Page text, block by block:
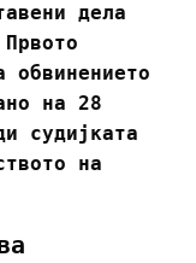
дела
обвинението
на 28
судијката
на